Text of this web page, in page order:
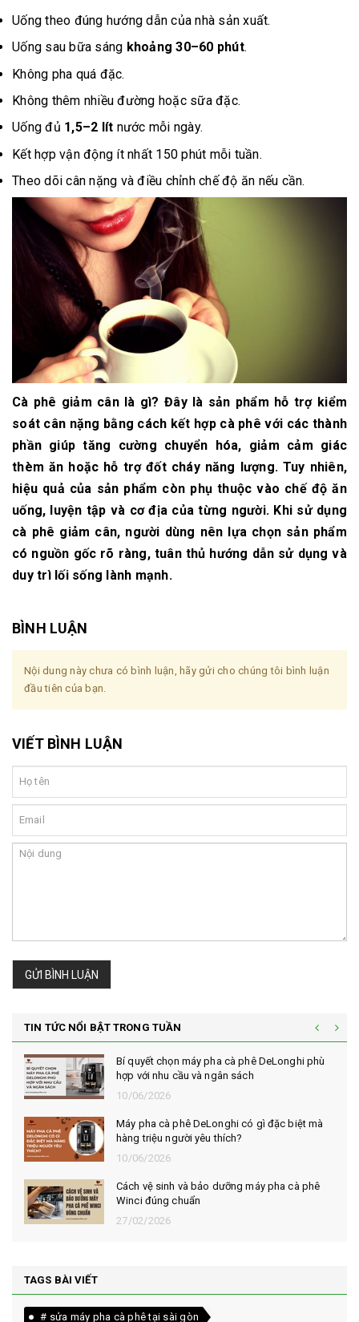
Uống theo đúng hướng dẫn của nhà sản xuất.
Uống sau bữa sáng khoảng 30–60 phút.
Không pha quá đặc.
Không thêm nhiều đường hoặc sữa đặc.
Uống đủ 1,5–2 lít nước mỗi ngày.
Kết hợp vận động ít nhất 150 phút mỗi tuần.
Theo dõi cân nặng và điều chỉnh chế độ ăn nếu cần.
Cà phê giảm cân là gì? Đây là sản phẩm hỗ trợ kiểm
soát cân nặng bằng cách kết hợp cà phê với các thành
phần giúp tăng cường chuyển hóa, giảm cảm giác
thèm ăn hoặc hỗ trợ đốt cháy năng lượng. Tuy nhiên,
hiệu quả của sản phẩm còn phụ thuộc vào chế độ ăn
uống, luyện tập và cơ địa của từng người. Khi sử dụng
cà phê giảm cân, người dùng nên lựa chọn sản phẩm
có nguồn gốc rõ ràng, tuân thủ hướng dẫn sử dụng và
duy trì lối sống lành mạnh.
BÌNH LUẬN
Nội dung này chưa có bình luận, hãy gửi cho chúng tôi bình luận
đầu tiên của bạn.
VIẾT BÌNH LUẬN
GỬI BÌNH LUẬN
TIN TỨC NỔI BẬT TRONG TUẦN
Bí quyết chọn máy pha cà phê DeLonghi phù
hợp với nhu cầu và ngân sách
10/06/2026
Máy pha cà phê DeLonghi có gì đặc biệt mà
hàng triệu người yêu thích?
10/06/2026
Cách vệ sinh và bảo dưỡng máy pha cà phê
Winci đúng chuẩn
27/02/2026
TAGS BÀI VIẾT
# sửa máy pha cà phê tại sài gòn